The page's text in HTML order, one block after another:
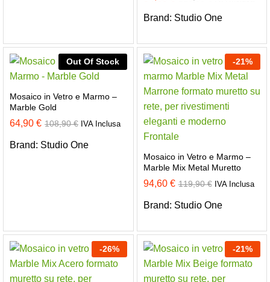
Brand: Studio One
Out Of Stock
Mosaico in Vetro e Marmo –
Marble Gold
64,90 € 108,90€ IVA Inclusa
Brand: Studio One
-21%
Mosaico in Vetro e Marmo –
Marble Mix Metal Muretto
94,60 € 119,90€ IVA Inclusa
Brand: Studio One
-26% -21%